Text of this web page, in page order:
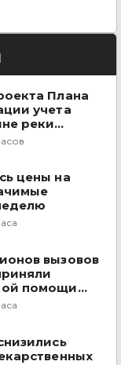
Плана
учета
реки
цены на
вызовов
помощи